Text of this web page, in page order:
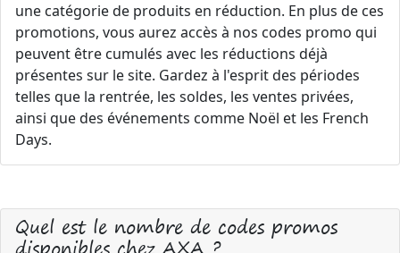
une catégorie de produits en réduction. En plus de ces
promotions, vous aurez accès à nos codes promo qui
peuvent être cumulés avec les réductions déjà
présentes sur le site. Gardez à l'esprit des périodes
telles que la rentrée, les soldes, les ventes privées,
ainsi que des événements comme Noël et les French
Days.
Quel est le nombre de codes promos